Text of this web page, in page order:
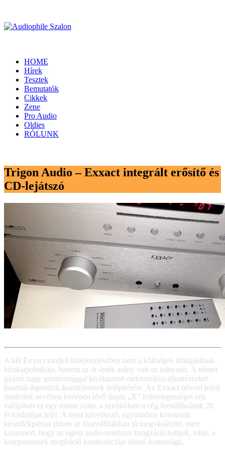
HOME
Hírek
Tesztek
Bemutatók
Cikkek
Zene
Pro Audio
Oldies
RÓLUNK
Trigon Audio – Exxact integrált erősítő és
CD-lejátszó
A két Exxact modell kifejlesztésében nem a költségek áthágásának
kirakatpolitikája, hanem az ár-érték arány volt az irányadó. A német
gyártó nagy gondossággal kiválasztott elektronikus alkatrészeket
használ átgondolt áramköreinek felépítésére. Az Exxact névvel jelölt
modellek nevében középen lévő dupla „X” különlegességet rejt,
valójában ez egy római szám, a szimbólum a cég fennállásának 20.
évfordulóját jelzi. A most következő, egymáshoz konstruált
készülékpárost ebben az összeállításban jó megvásárolni, mert
közismert, hogy az egész audio-rendszer hangzását halljuk, tehát, a
komponensek megfelelő kombinációja döntő fontosságú.